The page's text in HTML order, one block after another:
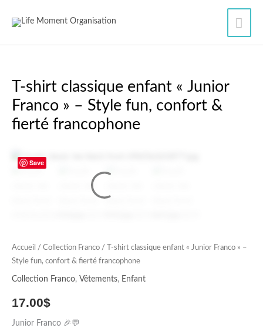
T‑shirt classique enfant « Junior
Franco » – Style fun, confort &
fierté francophone
Save
Accueil / Collection Franco / T‑shirt classique enfant « Junior Franco » –
Style fun, confort & fierté francophone
Collection Franco, Vêtements, Enfant
17.00$
Junior Franco 🎉💬
quantité
de
Franco »
–
Style
confort
&